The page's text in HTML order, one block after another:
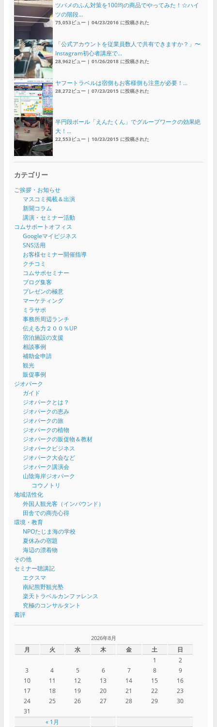
ツバメのふん対策を100均の商品でやってみた！☆ハイ
ツの階段...
75,053ビュー| 04/23/2016 に投稿された
「公式アカウントを従業員数人で共有できますか？」〜
Instagram初心者講座で...
28,962ビュー| 01/26/2018 に投稿された
ヤフートラベルは宿側もお客様側も注意が必要！...
28,272ビュー| 07/23/2015 に投稿された
半円段ボール「えんたくん」でグループワークの効果絶
大！...
22,553ビュー| 10/23/2015 に投稿された
カテゴリー
ご挨拶・お知らせ
マスコミ掲載＆出演
新聞コラム
講演・セミナー活動
コムサポートオフィス
Googleマイビジネス
SNS活用
お客様セミナー開催指導
クチコミ
コムサポセミナー
ブログ集客
プレゼンの極意
マーケティング
ミラサポ
事務所周辺ランチ
伝える力２００％UP
宿泊施設の支援
相談事例
補助金申請
観光
販促事例
ジオパーク
ガイド
ジオパークとは？
ジオパークの恵み
ジオパークの旅
ジオパークの植物
ジオパークの販促物＆教材
ジオパークビジネス
ジオパーク大会など
ジオパーク講演会
山陰海岸ジオパーク
コウノトリ
地域活性化
外国人観光客（インバウンド）
田舎での商売心得
環境・教育
NPOたじま海の学校
夏休みの宿題
海辺の漂着物
その他
セミナー聴講記
エクスマ
南紀熊野観光塾
楽天トラベルカンファレンス
究極のコンサルタント
書評
2026年8月
月 火 水 木 金 土 日
« 1月
1
2
3
4 5 6 7 8
9
10
11 12 13 14 15
16
17
18 19 20 21 22
23
24
25 26 27 28 29
30
31